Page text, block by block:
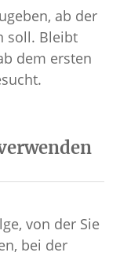
ab der
soll. Bleibt
dem ersten
von der Sie
bei der